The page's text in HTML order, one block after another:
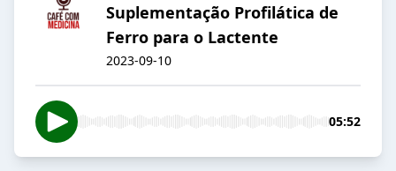
Suplementação Profilática de
Ferro para o Lactente
2023-09-10
05:52